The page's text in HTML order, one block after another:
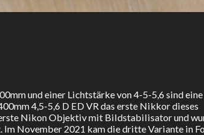
und einer Lichtstärke von 4-5-5,6 sind
4,5-5,6 D ED VR das erste Nikkor dieses
Nikon Objektiv mit Bildstabilisator und
Im November 2021 kam die dritte Variante in